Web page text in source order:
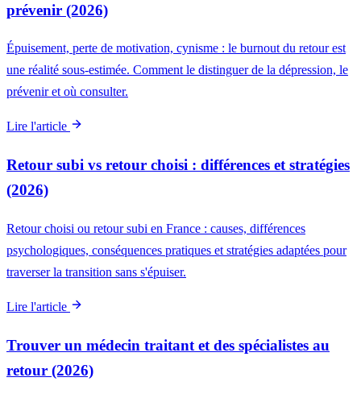
prévenir (2026)
Épuisement, perte de motivation, cynisme : le burnout du retour est
une réalité sous-estimée. Comment le distinguer de la dépression, le
prévenir et où consulter.
Lire l'article
Retour subi vs retour choisi : différences et stratégies
(2026)
Retour choisi ou retour subi en France : causes, différences
psychologiques, conséquences pratiques et stratégies adaptées pour
traverser la transition sans s'épuiser.
Lire l'article
Trouver un médecin traitant et des spécialistes au
retour (2026)